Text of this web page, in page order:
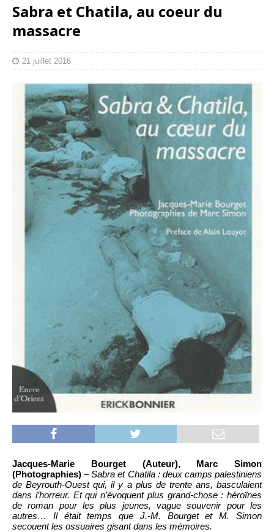
Sabra et Chatila, au coeur du
massacre
21 juillet 2016
Jacques-Marie Bourget (Auteur), Marc Simon
(Photographies)–Sabra et Chatila : deux camps palestiniens
de Beyrouth-Ouest qui, il y a plus de trente ans, basculaient
dans l’horreur. Et qui n’évoquent plus grand-chose : héroïnes
de roman pour les plus jeunes, vague souvenir pour les
autres… Il était temps que J.-M. Bourget et M. Simon
secouent les ossuaires gisant dans les mémoires.